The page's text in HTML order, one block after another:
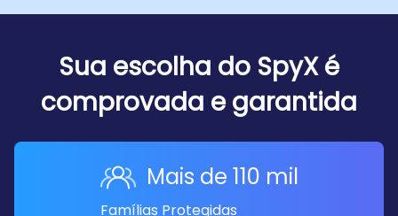
Sua escolha do SpyX é
comprovada e garantida
Mais de 110 mil
Famílias Protegidas